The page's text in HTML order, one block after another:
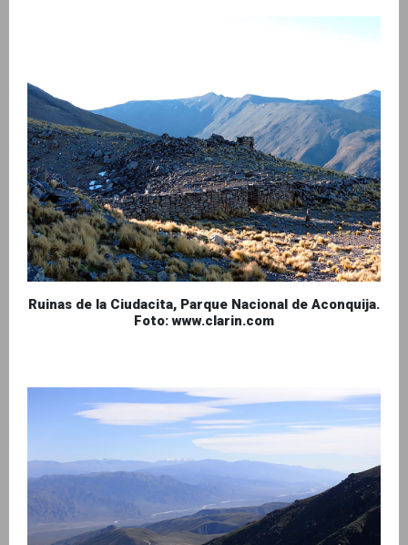
Ruinas de la Ciudacita, Parque Nacional de Aconquija.
Foto: www.clarin.com